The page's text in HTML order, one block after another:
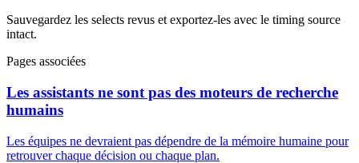
Sauvegardez les selects revus et exportez-les avec le timing source
intact.
Pages associées
Les assistants ne sont pas des moteurs de recherche
humains
Les équipes ne devraient pas dépendre de la mémoire humaine pour
retrouver chaque décision ou chaque plan.